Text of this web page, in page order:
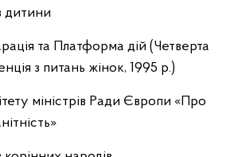
дитини
та Платформа дій (Четверта
з питань жінок, 1995 р.)
міністрів Ради Європи «Про